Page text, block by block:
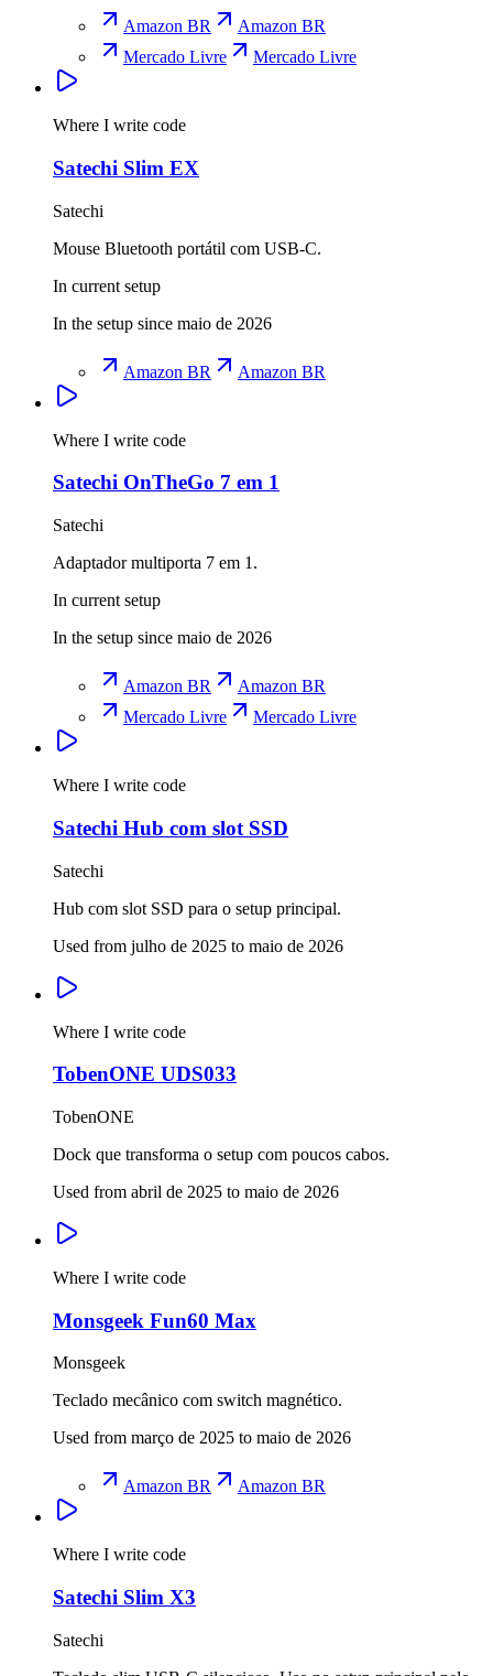
Amazon BR
Amazon BR
Mercado Livre
Mercado Livre
Where I write code
Satechi Slim EX
Satechi
Mouse Bluetooth portátil com USB-C.
In current setup
In the setup since maio de 2026
Amazon BR Amazon BR
Where I write code
Satechi OnTheGo 7 em 1
Satechi
Adaptador multiporta 7 em 1.
In current setup
In the setup since maio de 2026
Amazon BR
Amazon BR
Mercado Livre
Mercado Livre
Where I write code
Satechi Hub com slot SSD
Satechi
Hub com slot SSD para o setup principal.
Used from julho de 2025 to maio de 2026
Where I write code
TobenONE UDS033
TobenONE
Dock que transforma o setup com poucos cabos.
Used from abril de 2025 to maio de 2026
Where I write code
Monsgeek Fun60 Max
Monsgeek
Teclado mecânico com switch magnético.
Used from março de 2025 to maio de 2026
Amazon BR Amazon BR
Where I write code
Satechi Slim X3
Satechi